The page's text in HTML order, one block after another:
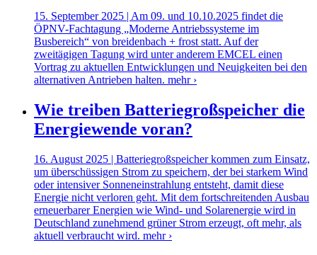
15. September 2025 | Am 09. und 10.10.2025 findet die
ÖPNV-Fachtagung „Moderne Antriebssysteme im
Busbereich“ von breidenbach + frost statt. Auf der
zweitägigen Tagung wird unter anderem EMCEL einen
Vortrag zu aktuellen Entwicklungen und Neuigkeiten bei den
alternativen Antrieben halten. mehr ›
Wie treiben Batteriegroßspeicher die
Energiewende voran?
16. August 2025 | Batteriegroßspeicher kommen zum Einsatz,
um überschüssigen Strom zu speichern, der bei starkem Wind
oder intensiver Sonneneinstrahlung entsteht, damit diese
Energie nicht verloren geht. Mit dem fortschreitenden Ausbau
erneuerbarer Energien wie Wind- und Solarenergie wird in
Deutschland zunehmend grüner Strom erzeugt, oft mehr, als
aktuell verbraucht wird. mehr ›